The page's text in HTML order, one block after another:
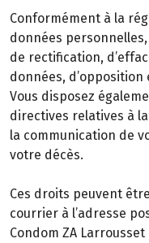
Conformément à la
données personnelles,
de rectification,
données,
Vous disposez
directives relatives à
la communication de
votre décès.
Ces droits peuvent
courrier à l’adresse
Condom ZA